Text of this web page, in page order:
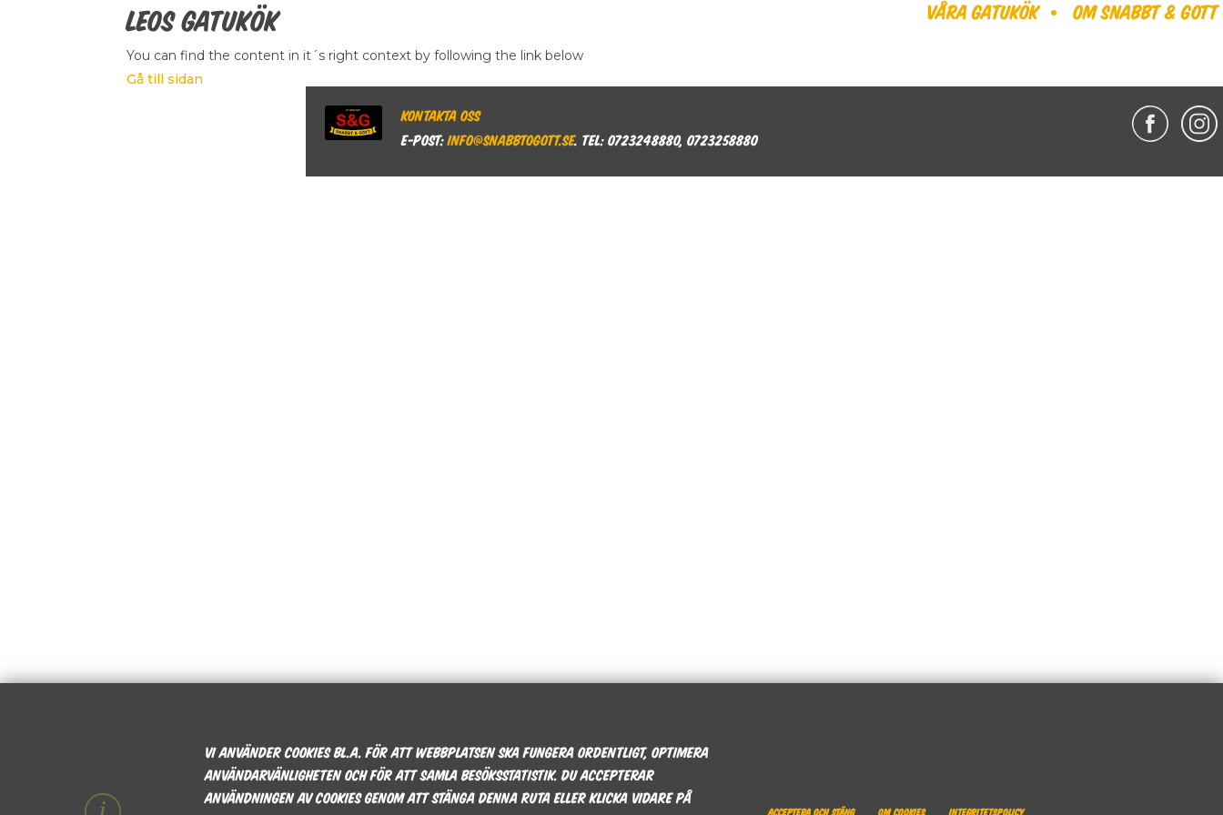
Våra gatukök Om Snabbt & Gott
Leos Gatukök
You can find the content in it´s right context by following the link below
Gå till sidan
Kontakta oss
E-post: info@snabbtogott.se. Tel: 0723248880, 0723258880
Vi använder cookies bl.a. för att webbplatsen ska fungera ordentligt, optimera
användarvänligheten och för att samla besöksstatistik. Du accepterar
användningen av cookies genom att stänga denna ruta eller klicka vidare på
Acceptera och stäng Om cookies Integritetspolicy